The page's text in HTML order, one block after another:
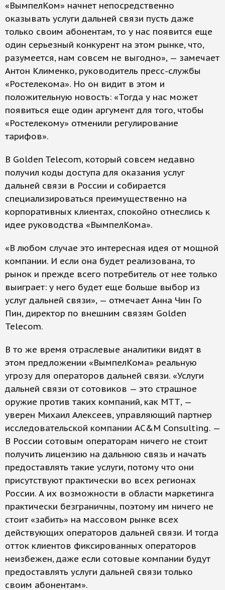
«ВымпелКом» начнет непосредственно
оказывать услуги дальней связи пусть даже
только своим абонентам, то у нас появится еще
один серьезный конкурент на этом рынке, что,
разумеется, нам совсем не выгодно», — замечает
Антон Клименко, руководитель пресс-службы
«Ростелекома». Но он видит в этом и
положительную новость: «Тогда у нас может
появиться еще один аргумент для того, чтобы
«Ростелекому» отменили регулирование
тарифов».
В Golden Telecom, который совсем недавно
получил коды доступа для оказания услуг
дальней связи в России и собирается
специализироваться преимущественно на
корпоративных клиентах, спокойно отнеслись к
идее руководства «ВымпелКома».
«В любом случае это интересная идея от мощной
компании. И если она будет реализована, то
рынок и прежде всего потребитель от нее только
выиграет: у него будет еще больше выбор из
услуг дальней связи», — отмечает Анна Чин Го
Пин, директор по внешним связям Golden
Telecom.
В то же время отраслевые аналитики видят в
этом предложении «ВымпелКома» реальную
угрозу для операторов дальней связи. «Услуги
дальней связи от сотовиков — это страшное
оружие против таких компаний, как МТТ, —
уверен Михаил Алексеев, управляющий партнер
исследовательской компании AC&M Consulting. —
В России сотовым операторам ничего не стоит
получить лицензию на дальнюю связь и начать
предоставлять такие услуги, потому что они
присутствуют практически во всех регионах
России. А их возможности в области маркетинга
практически безграничны, поэтому им ничего не
стоит «забить» на массовом рынке всех
действующих операторов дальней связи. И тогда
отток клиентов фиксированных операторов
неизбежен, даже если сотовые компании будут
предоставлять услуги дальней связи только
своим абонентам».